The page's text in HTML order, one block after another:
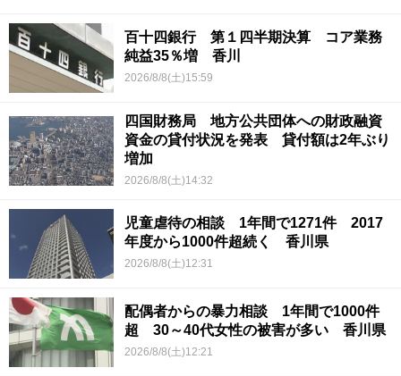
百十四銀行 第１四半期決算 コア業務
純益35％増 香川
2026/8/8(土)15:59
四国財務局 地方公共団体への財政融資
資金の貸付状況を発表 貸付額は2年ぶり
増加
2026/8/8(土)14:32
児童虐待の相談 1年間で1271件 2017
年度から1000件超続く 香川県
2026/8/8(土)12:31
配偶者からの暴力相談 1年間で1000件
超 30～40代女性の被害が多い 香川県
2026/8/8(土)12:21